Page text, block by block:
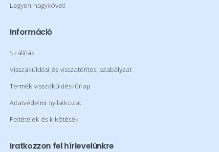
Legyen nagykövet!
Információ
Szállítás
Visszaküldési és visszatérítési szabályzat
Termék visszaküldési űrlap
Adatvédelmi nyilatkozat
Feltételek és kikötések
Iratkozzon fel hírlevelünkre